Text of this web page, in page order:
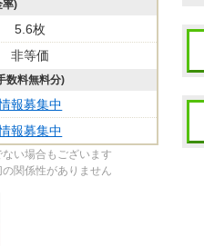
率)
5.6枚
非等価
数料無料分)
報募集中
報募集中
い場合もございます
関係性がありません